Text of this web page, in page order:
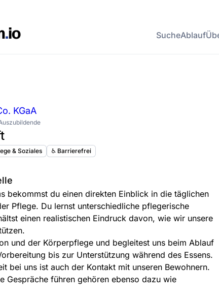
SucheAblauf
KGaA
& Soziales ♿️ Barrierefrei
bekommst du einen direkten Einblick in die täglichen
Pflege. Du lernst unterschiedliche pflegerische
einen realistischen Eindruck davon, wie wir unsere
und der Körperpflege und begleitest uns beim Ablauf
bis zur Unterstützung während des Essens.
bei uns ist auch der Kontakt mit unseren Bewohnern.
Gespräche führen gehören ebenso dazu wie